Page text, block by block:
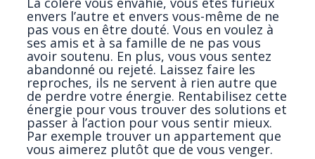
envers l’autre et envers vous-même de ne
pas vous en être douté. Vous en voulez à
ses amis et à sa famille de ne pas vous
avoir soutenu. En plus, vous vous sentez
abandonné ou rejeté. Laissez faire les
reproches, ils ne servent à rien autre que
de perdre votre énergie. Rentabilisez cette
énergie pour vous trouver des solutions et
passer à l’action pour vous sentir mieux.
Par exemple trouver un appartement que
vous aimerez plutôt que de vous venger.